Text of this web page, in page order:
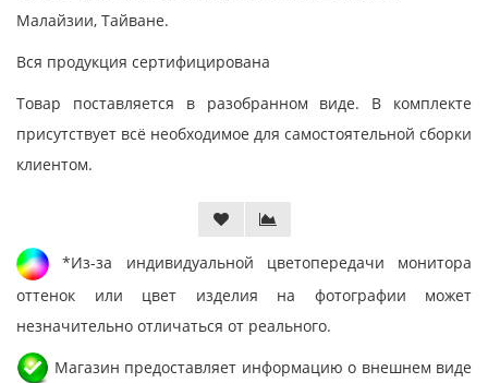
Малайзии, Тайване.
Вся продукция сертифицирована
Товар поставляется в разобранном виде. В комплекте
присутствует всё необходимое для самостоятельной сборки
клиентом.
*Из-за индивидуальной цветопередачи монитора
оттенок или цвет изделия на фотографии может
незначительно отличаться от реального.
Магазин предоставляет информацию о внешнем виде